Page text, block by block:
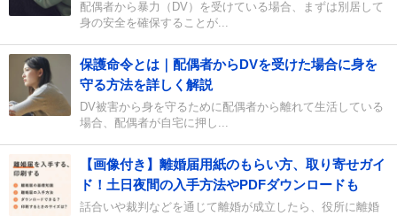
配偶者から暴力（DV）を受けている場合、まずは別居して
身の安全を確保することが...
保護命令とは｜配偶者からDVを受けた場合に身を
守る方法を詳しく解説
DV被害から身を守るために配偶者から離れて生活している
場合、配偶者が自宅に押し...
【画像付き】離婚届用紙のもらい方、取り寄せガイ
ド！土日夜間の入手方法やPDFダウンロードも
話合いや裁判などを通じて離婚が成立したら、役所に離婚